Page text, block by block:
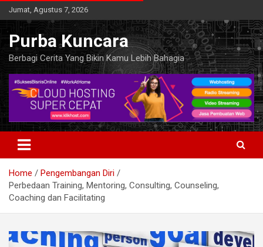
Skip
to
content
Jumat, Agustus 7, 2026
Purba Kuncara
Berbagi Cerita Yang Bikin Kamu Lebih Bahagia
Home
Pengembangan Diri
Perbedaan Training, Mentoring, Consulting, Counseling,
Coaching dan Facilitating